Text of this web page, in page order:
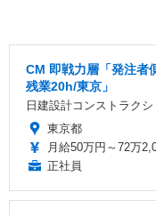
CM 即戦力層「発注者
残業20h/東京」
日建設計コンストラク
東京都
月給50万円～72万
正社員